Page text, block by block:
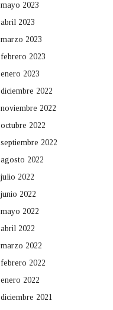
mayo 2023
abril 2023
marzo 2023
febrero 2023
enero 2023
diciembre 2022
noviembre 2022
octubre 2022
septiembre 2022
agosto 2022
julio 2022
junio 2022
mayo 2022
abril 2022
marzo 2022
febrero 2022
enero 2022
diciembre 2021